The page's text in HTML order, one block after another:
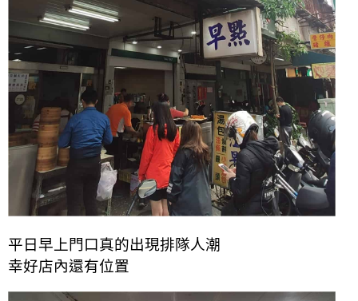
平日早上門口真的出現排隊人潮
幸好店內還有位置